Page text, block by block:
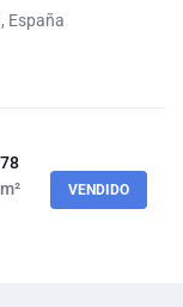
España
78
m²
VENDIDO